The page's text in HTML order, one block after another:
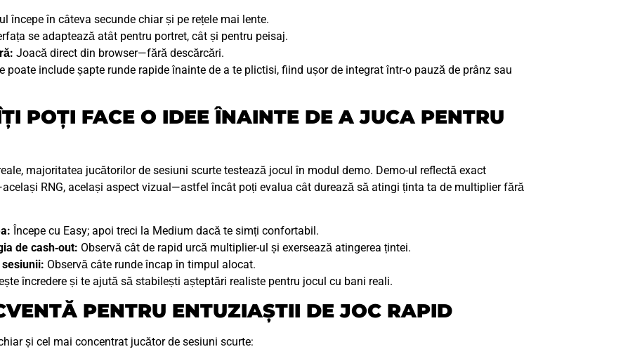
începe în câteva secunde chiar și pe rețele mai lente.
se adaptează atât pentru portret, cât și pentru peisaj.
Joacă direct din browser—fără descărcări.
poate include șapte runde rapide înainte de a te plictisi, fiind ușor de integrat într-o pauză de prânz sau
POȚI FACE O IDEE ÎNAINTE DE A JUCA PENTRU
majoritatea jucătorilor de sesiuni scurte testează jocul în modul demo. Demo-ul reflectă exact
RNG, același aspect vizual—astfel încât poți evalua cât durează să atingi ținta ta de multiplier fără
Începe cu Easy; apoi treci la Medium dacă te simți confortabil.
de cash‑out: Observă cât de rapid urcă multiplier-ul și exersează atingerea țintei.
Observă câte runde încap în timpul alocat.
încredere și te ajută să stabilești așteptări realiste pentru jocul cu bani reali.
PENTRU ENTUZIAȘTII DE JOC RAPID
și cel mai concentrat jucător de sesiuni scurte: